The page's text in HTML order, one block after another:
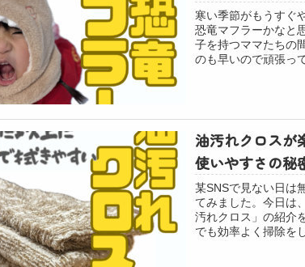
寒い季節がもうすぐ
恐竜マフラーかなと
子を持つママたちの
のも早いので頑張っ
しくしてくれるよ
分から進んで身に着
ので、この冬のおし
ください！
油汚れクロスが
使いやすさの秘
某SNSで見ない日は
てみました。今日は
汚れクロス」の紹介
でも効率よく掃除を